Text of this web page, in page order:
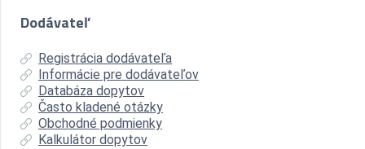
Dodávateľ
Registrácia dodávateľa
Informácie pre dodávateľov
Databáza dopytov
Často kladené otázky
Obchodné podmienky
Kalkulátor dopytov